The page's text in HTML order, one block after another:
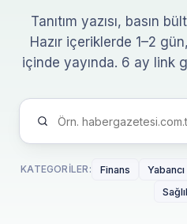
Tanıtım yazısı, basın
Hazır içeriklerde 1–2
içinde yayında. 6 ay link
KATEGORILER: Finans Yabancı